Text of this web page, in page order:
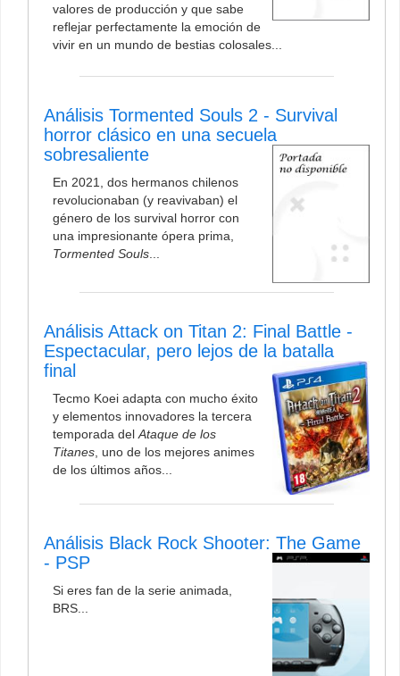
valores de producción y que sabe
reflejar perfectamente la emoción de
vivir en un mundo de bestias colosales...
Análisis Tormented Souls 2 - Survival
horror clásico en una secuela
sobresaliente
En 2021, dos hermanos chilenos
revolucionaban (y reavivaban) el
género de los survival horror con
una impresionante ópera prima,
Tormented Souls...
Análisis Attack on Titan 2: Final Battle -
Espectacular, pero lejos de la batalla
final
Tecmo Koei adapta con mucho éxito
y elementos innovadores la tercera
temporada del Ataque de los
Titanes , uno de los mejores animes
de los últimos años...
Análisis Black Rock Shooter: The Game
- PSP
Si eres fan de la serie animada,
BRS...